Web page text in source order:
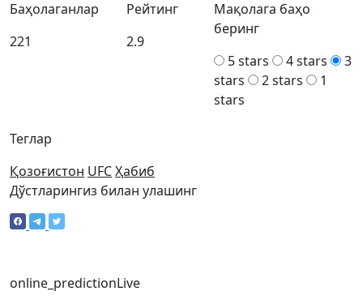
Теглар
Қозоғистон UFCҲабиб
Баҳолаганлар
221
Рейтинг
2.9
Мақолага баҳо
беринг
5 stars
4 stars
3
stars
2 stars
1
stars
Дўстларингиз билан улашинг
online_predictionLive